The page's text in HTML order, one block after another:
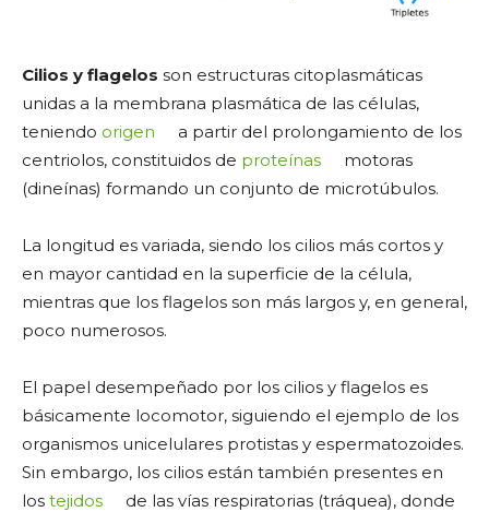
Cilios y flagelos son estructuras citoplasmáticas
unidas a la membrana plasmática de las células,
teniendo origen
a partir del prolongamiento de los
centriolos, constituidos de proteínas
motoras
(dineínas) formando un conjunto de microtúbulos.
La longitud es variada, siendo los cilios más cortos y
en mayor cantidad en la superficie de la célula,
mientras que los flagelos son más largos y, en general,
poco numerosos.
El papel desempeñado por los cilios y flagelos es
básicamente locomotor, siguiendo el ejemplo de los
organismos unicelulares protistas y espermatozoides.
Sin embargo, los cilios están también presentes en
los tejidos
de las vías respiratorias (tráquea), donde